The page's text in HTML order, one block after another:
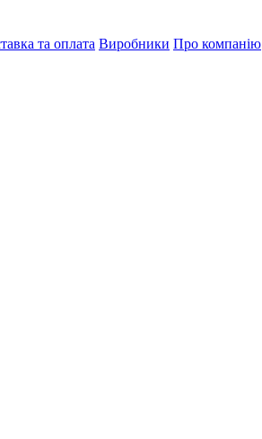
та оплата Виробники Про компанію